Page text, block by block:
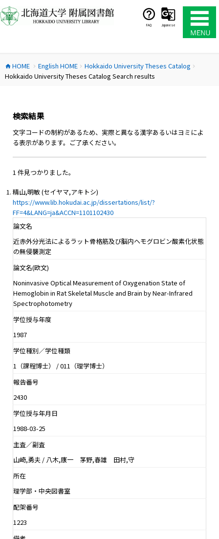
ン
テ
ス
キ
FAQ Japanese
home HOME chevron_right English HOMEchevron_right Hokkaido University Theses Catalog chevron_right
Hokkaido University Theses Catalog Search results
検索結果
文字コードの制約があるため、実際と異なる漢字あるいはヨミによ
る表示があります。ご了承ください。
1 件見つかりました。
精山,明敏 (セイヤマ,アキトシ)
https://www.lib.hokudai.ac.jp/dissertations/list/?
FF=4&LANG=ja&ACCN=1101102430
論文名
近赤外分光法によるラット骨格筋及び脳内ヘモグロビン酸素化状態
の無侵襲測定
論文名(欧文)
Noninvasive Optical Measurement of Oxygenation State of
Hemoglobin in Rat Skeletal Muscle and Brain by Near-Infrared
Spectrophotometry
学位授与年度
1987
学位種別／学位種類
1（課程博士） / 011（理学博士）
報告番号
2430
学位授与年月日
1988-03-25
主査／副査
山崎,勇夫 / 八木,康一 茅野,春雄 田村,守
所在
理学部・中央図書室
配架番号
1223